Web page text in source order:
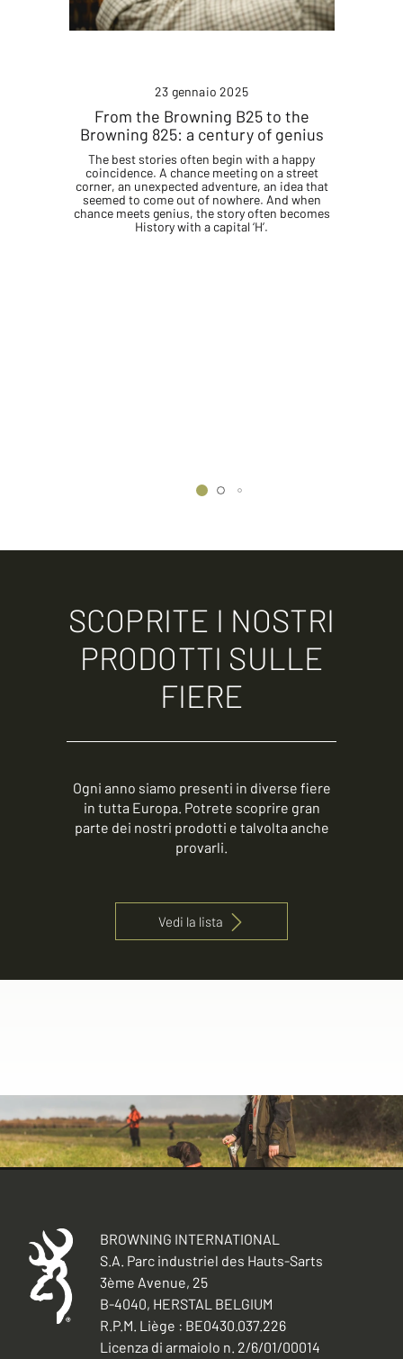
23 gennaio 2025
From the Browning B25 to the
Browning 825: a century of genius
The best stories often begin with a happy
coincidence. A chance meeting on a street
corner, an unexpected adventure, an idea that
seemed to come out of nowhere. And when
chance meets genius, the story often becomes
History with a capital ‘H’.
SCOPRITE I NOSTRI
PRODOTTI SULLE
FIERE
Ogni anno siamo presenti in diverse fiere
in tutta Europa. Potrete scoprire gran
parte dei nostri prodotti e talvolta anche
provarli.
Vedi la lista
BROWNING INTERNATIONAL
S.A. Parc industriel des Hauts-Sarts
3ème Avenue, 25
B-4040, HERSTAL BELGIUM
R.P.M. Liège : BE0430.037.226
Licenza di armaiolo n. 2/6/01/00014